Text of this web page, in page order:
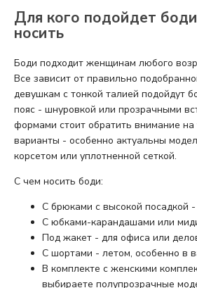
Для кого подойдет
носить
Боди подходит женщинам любого
Все зависит от правильно
девушкам с тонкой талией подойдут
пояс - шнуровкой или прозрачными
формами стоит обратить внимание
варианты - особенно актуальны
корсетом или уплотненной сеткой.
С чем носить боди:
С брюками с высокой посадкой
С юбками-карандашами или
Под жакет - для офиса или
С шортами - летом, особенно в
В комплекте с женскими
выбираете полупрозрачные